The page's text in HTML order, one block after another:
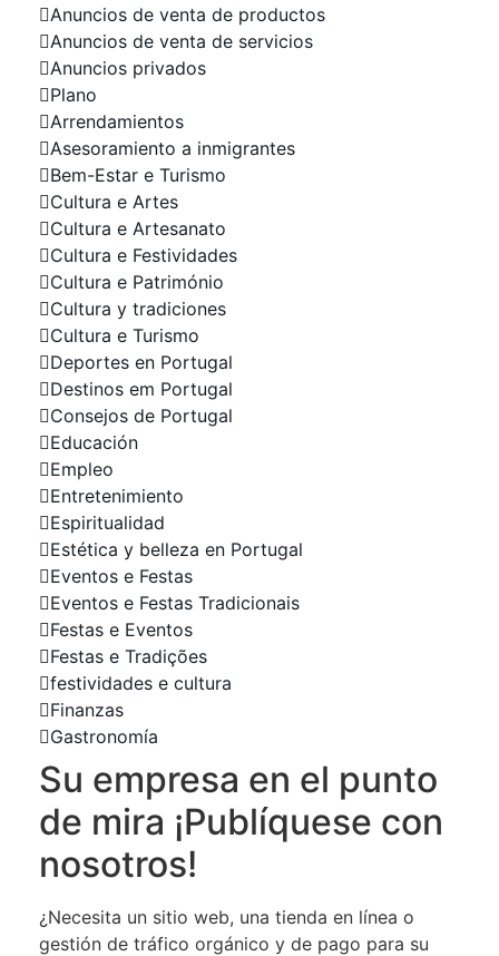
Anuncios de venta de productos
Anuncios de venta de servicios
Anuncios privados
Plano
Arrendamientos
Asesoramiento a inmigrantes
Bem-Estar e Turismo
Cultura e Artes
Cultura e Artesanato
Cultura e Festividades
Cultura e Património
Cultura y tradiciones
Cultura e Turismo
Deportes en Portugal
Destinos em Portugal
Consejos de Portugal
Educación
Empleo
Entretenimiento
Espiritualidad
Estética y belleza en Portugal
Eventos e Festas
Eventos e Festas Tradicionais
Festas e Eventos
Festas e Tradições
festividades e cultura
Finanzas
Gastronomía
Su empresa en el punto
de mira ¡Publíquese con
nosotros!
¿Necesita un sitio web, una tienda en línea o
gestión de tráfico orgánico y de pago para su